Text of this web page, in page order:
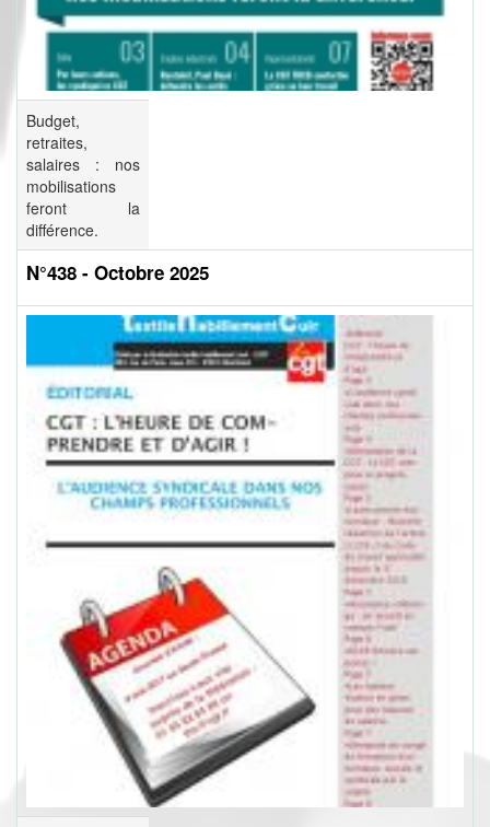
Budget,
retraites,
salaires : nos
mobilisations
feront la
différence.
N°438 - Octobre 2025